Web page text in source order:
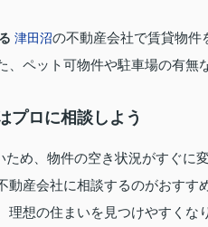
津田沼の不動産会社で賃貸物件
、ペット可物件や駐車場の有
プロに相談しよう
ため、物件の空き状況がすぐに
動産会社に相談するのがおす
想の住まいを見つけやすくな